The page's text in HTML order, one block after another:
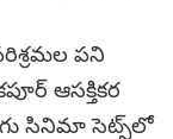
పని
ఆసక్తికర
సినిమా సెట్స్‌లో